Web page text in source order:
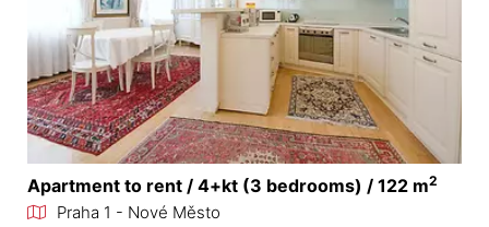
Apartment to rent / 4+kt (3 bedrooms) / 122 m2
Praha 1 - Nové Město